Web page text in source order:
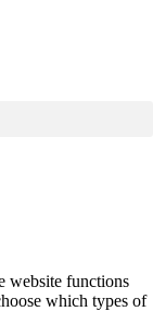
website functions
which types of